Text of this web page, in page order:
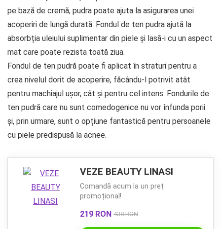
pe bază de cremă, pudra poate ajuta la asigurarea unei
acoperiri de lungă durată. Fondul de ten pudra ajută la
absorbția uleiului suplimentar din piele și lasă-i cu un aspect
mat care poate rezista toată ziua.
Fondul de ten pudră poate fi aplicat în straturi pentru a
crea nivelul dorit de acoperire, făcându-l potrivit atât
pentru machiajul ușor, cât și pentru cel intens. Fondurile de
ten pudră care nu sunt comedogenice nu vor înfunda porii
și, prin urmare, sunt o opțiune fantastică pentru persoanele
cu piele predispusă la acnee.
VEZE BEAUTY LINASI
Comandă acum la un preț
promoțional!
219 RON 438 RON